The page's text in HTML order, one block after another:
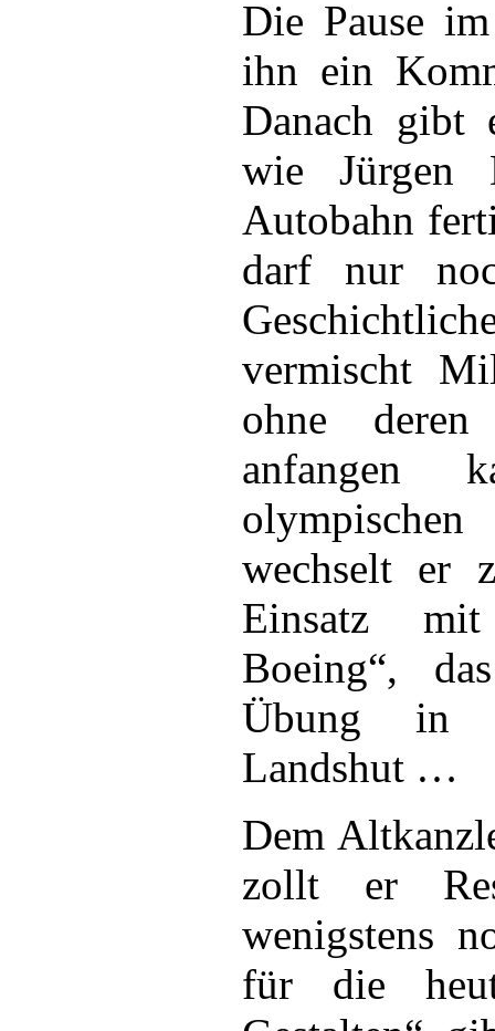
Die Pause
ihn ein
Danach gibt
wie Jürgen
Autobahn
darf nur
vermischt
ohne
anfangen
wechselt er
Einsatz
Boeing“,
Übung in
Landshut …
Dem
zollt er
wenigstens
für die